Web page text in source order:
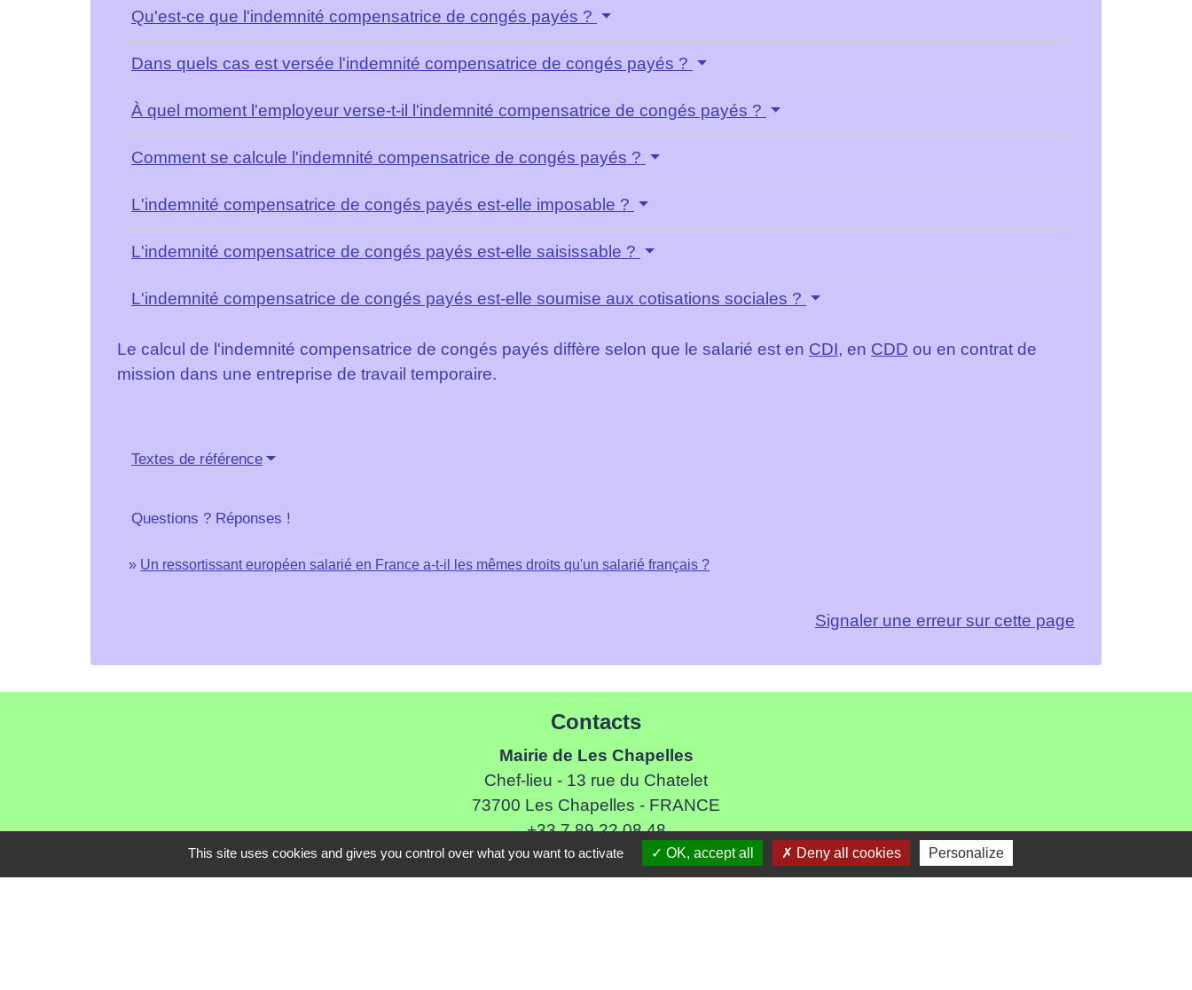
Qu'est-ce que l'indemnité compensatrice de congés payés ?
Dans quels cas est versée l'indemnité compensatrice de congés payés ?
À quel moment l'employeur verse-t-il l'indemnité compensatrice de congés payés ?
Comment se calcule l'indemnité compensatrice de congés payés ?
L'indemnité compensatrice de congés payés est-elle imposable ?
L'indemnité compensatrice de congés payés est-elle saisissable ?
L'indemnité compensatrice de congés payés est-elle soumise aux cotisations sociales ?
Le calcul de l'indemnité compensatrice de congés payés diffère selon que le salarié est en CDI, en CDD ou en contrat de
mission dans une entreprise de travail temporaire.
Textes de référence
Questions ? Réponses !
Un ressortissant européen salarié en France a-t-il les mêmes droits qu'un salarié français ?
Signaler une erreur sur cette page
Contacts
Mairie de Les Chapelles
Chef-lieu - 13 rue du Chatelet
73700 Les Chapelles - FRANCE
+33 7 89 22 08 48
Contact par formulaire
This site uses cookies and gives you control over what you want to activate OK, accept all Deny all cookies Personalize